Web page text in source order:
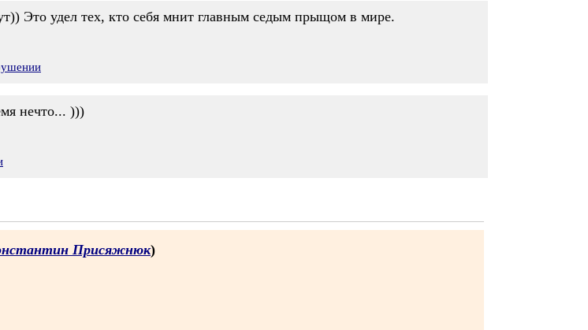
Это удел тех, кто себя мнит главным седым прыщом в мире.
нечто... )))
Присяжнюк)